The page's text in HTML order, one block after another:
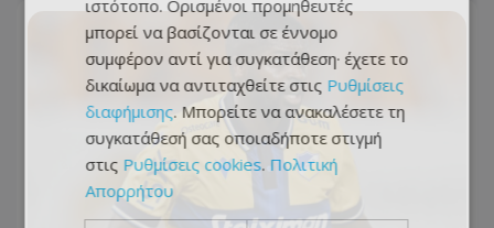
ιστότοπο. Ορισμένοι προμηθευτές
μπορεί να βασίζονται σε έννομο
συμφέρον αντί για συγκατάθεση· έχετε το
δικαίωμα να αντιταχθείτε στις Ρυθμίσεις
διαφήμισης. Μπορείτε να ανακαλέσετε τη
συγκατάθεσή σας οποιαδήποτε στιγμή
στις Ρυθμίσεις cookies. Πολιτική
Απορρήτου